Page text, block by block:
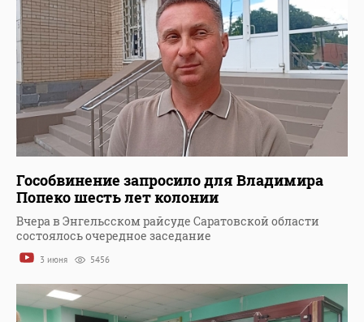
Гособвинение запросило для Владимира
Попеко шесть лет колонии
Вчера в Энгельсском райсуде Саратовской области
состоялось очередное заседание
3 июня 5456